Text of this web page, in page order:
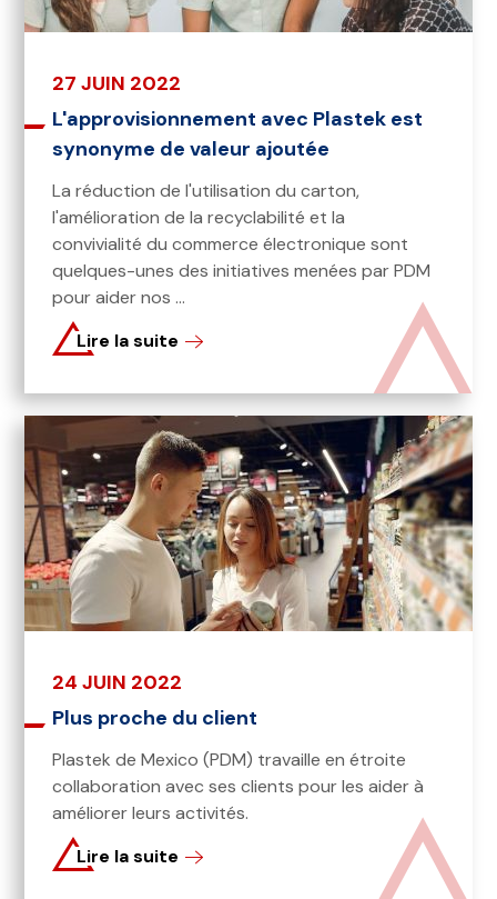
27 JUIN 2022
L'approvisionnement avec Plastek est
synonyme de valeur ajoutée
La réduction de l'utilisation du carton,
l'amélioration de la recyclabilité et la
convivialité du commerce électronique sont
quelques-unes des initiatives menées par PDM
pour aider nos ...
Lire la suite
24 JUIN 2022
Plus proche du client
Plastek de Mexico (PDM) travaille en étroite
collaboration avec ses clients pour les aider à
améliorer leurs activités.
Lire la suite